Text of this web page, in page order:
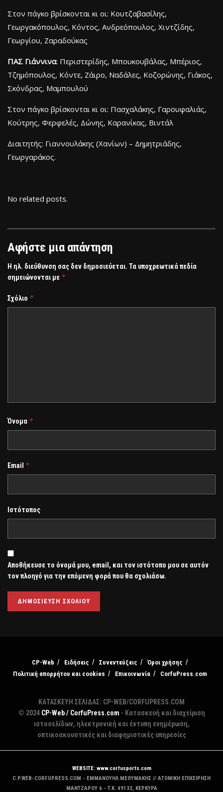
Στον πάγκο βρίσκονται κι οι: Κουτζαβασίλης,
Γεωργακόπουλος, Κόντος, Ανδρεόπουλος, Χιντζίδης,
Γεωργίου, Ζαραδούκας
ΠΑΣ Γιάννινα: Περιστερίδης, Μπουκουβάλας, Μπέριος,
Τζημόπουλος, Κόντε, Ζάιρο, Ναδάλες, Κοζορώνης, Γιάκος,
Σκόνδρας, Μαμπουλού
Στον πάγκο βρίσκονται κι οι: Πασχαλάκης, Γαρουφαλιάς,
Κούτρης, Φερφελές, Δώνης, Καρανίκας, Βιντάλ
Διαιτητής: Γιαννουλάκης (Χανίων) – Δημητριάδης,
Γεωργαράκος.
No related posts.
Αφήστε μια απάντηση
Η ηλ. διεύθυνση σας δεν δημοσιεύεται. Τα υποχρεωτικά πεδία
σημειώνονται με *
Σχόλιο *
Όνομα *
Email *
Ιστότοπος
Αποθήκευσε το όνομά μου, email, και τον ιστότοπο μου σε αυτόν
τον πλοηγό για την επόμενη φορά που θα σχολιάσω.
CP-Web Ειδήσεις Συνεντεύξεις
Όροι χρήσης
Πολιτική απορρήτου και cookies
Επικοινωνία CorfuPress.com
ΚΑΤΑΣΚΕΥΗ ΣΕΛΙΔΑΣ: CP-WEB/CORFUPRESS.COM
© 2024 CP-Web / CorfuPress.com - Κατασκευή και διαχείριση
ιστοσελίδων, ηλεκτρονική και έντυπη ενημέρωση,
οπτικοακουστικές και διαφημιστικές υπηρεσίες
WEBSITE: www.corfusports.com
C.P.WEB-CORFUPRESS.COM - ΕΜΜΑΝΟΥΗΛ ΜΕΘΥΜΑΚΗΣ // ΑΤΟΜΙΚΗ ΕΠΙΧΕΙΡΗΣΗ
MANTZAΡΟΥ 6 - T.K. 49132, ΚΕΡΚΥΡΑ